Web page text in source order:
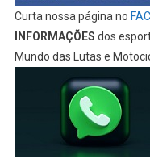
Curta nossa página no
INFORMAÇÕES dos
Mundo das Lutas e